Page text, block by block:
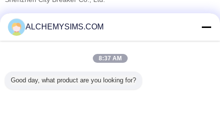
Trust Seal
Verified Suplier
모든 제품
ALCHEMYSIMS.COM
8:37 AM
Good day, what product are you looking for?